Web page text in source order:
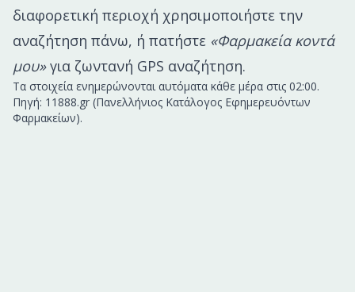
διαφορετική περιοχή χρησιμοποιήστε την
αναζήτηση πάνω, ή πατήστε «Φαρμακεία κοντά
μου»για ζωντανή GPS αναζήτηση.
Τα στοιχεία ενημερώνονται αυτόματα κάθε μέρα στις 02:00.
Πηγή: 11888.gr (Πανελλήνιος Κατάλογος Εφημερευόντων
Φαρμακείων).